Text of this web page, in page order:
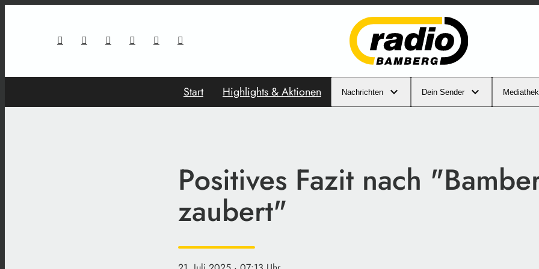
Start Highlights & Aktionen Nachrichten Dein Sender Mediathek
Positives Fazit nach
zaubert"